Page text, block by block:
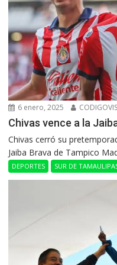
6 enero, 2025
Chivas vence a la
Chivas cerró su
Jaiba Brava de Tampico
DEPORTES SUR DE